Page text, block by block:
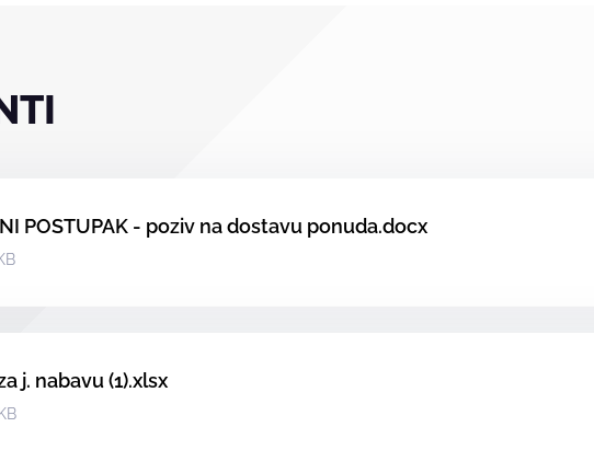
POSTUPAK - poziv na dostavu ponuda.docx
j. nabavu (1).xlsx